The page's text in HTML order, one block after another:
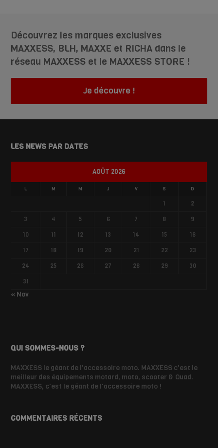
Découvrez les marques exclusives
MAXXESS, BLH, MAXXE et RICHA dans le
réseau MAXXESS et le MAXXESS STORE !
Je découvre !
LES NEWS PAR DATES
AOÛT 2026
L M M J V S D
1
2
3
4 5 6 7 8
9
10
11 12 13 14 15
16
17
18 19 20 21 22
23
24
25 26 27 28 29
30
31
« Nov
QUI SOMMES-NOUS ?
MAXXESS le géant de l'accessoire moto. MAXXESS c'est le
meilleur des équipements motard, moto, scooter & Quad.
MAXXESS, c'est le géant de l'accessoire moto !
COMMENTAIRES RÉCENTS